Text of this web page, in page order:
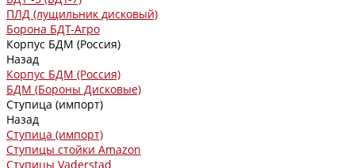
ПЛД (лущильник дисковый)
Борона БДТ-Агро
Корпус БДМ (Россия)
Назад
Корпус БДМ (Россия)
БДМ (Бороны Дисковые)
Ступица (импорт)
Назад
Ступица (импорт)
Ступицы стойки Amazon
Ступицы Vaderstad